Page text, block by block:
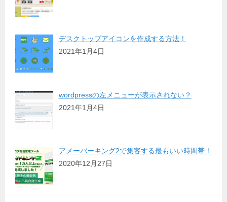
デスクトップアイコンを作成する方法！
2021年1月4日
wordpressの左メニューが表示されない？
2021年1月4日
アメーバーキング2で集客する最もいい時間帯！
2020年12月27日